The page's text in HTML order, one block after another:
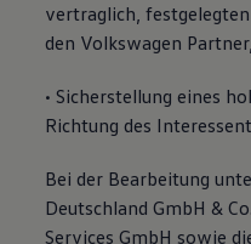
vertraglich,
den Volkswagen Partner,
• Sicherstellung eines
Richtung des
Bei der Bearbeitung
Deutschland GmbH &
Services GmbH sowie